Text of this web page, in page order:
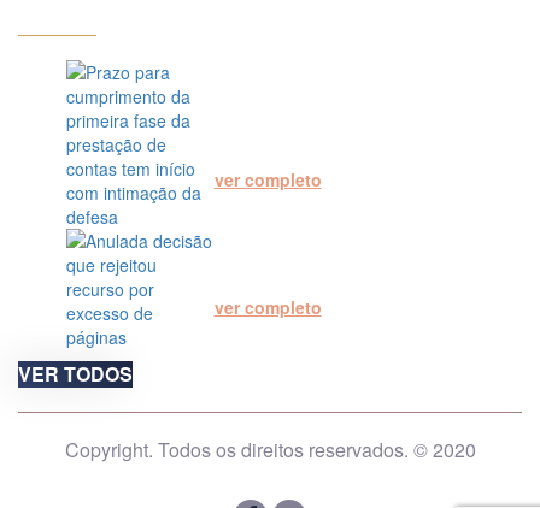
ver completo
ver completo
VER TODOS
Copyright. Todos os direitos reservados. © 2020